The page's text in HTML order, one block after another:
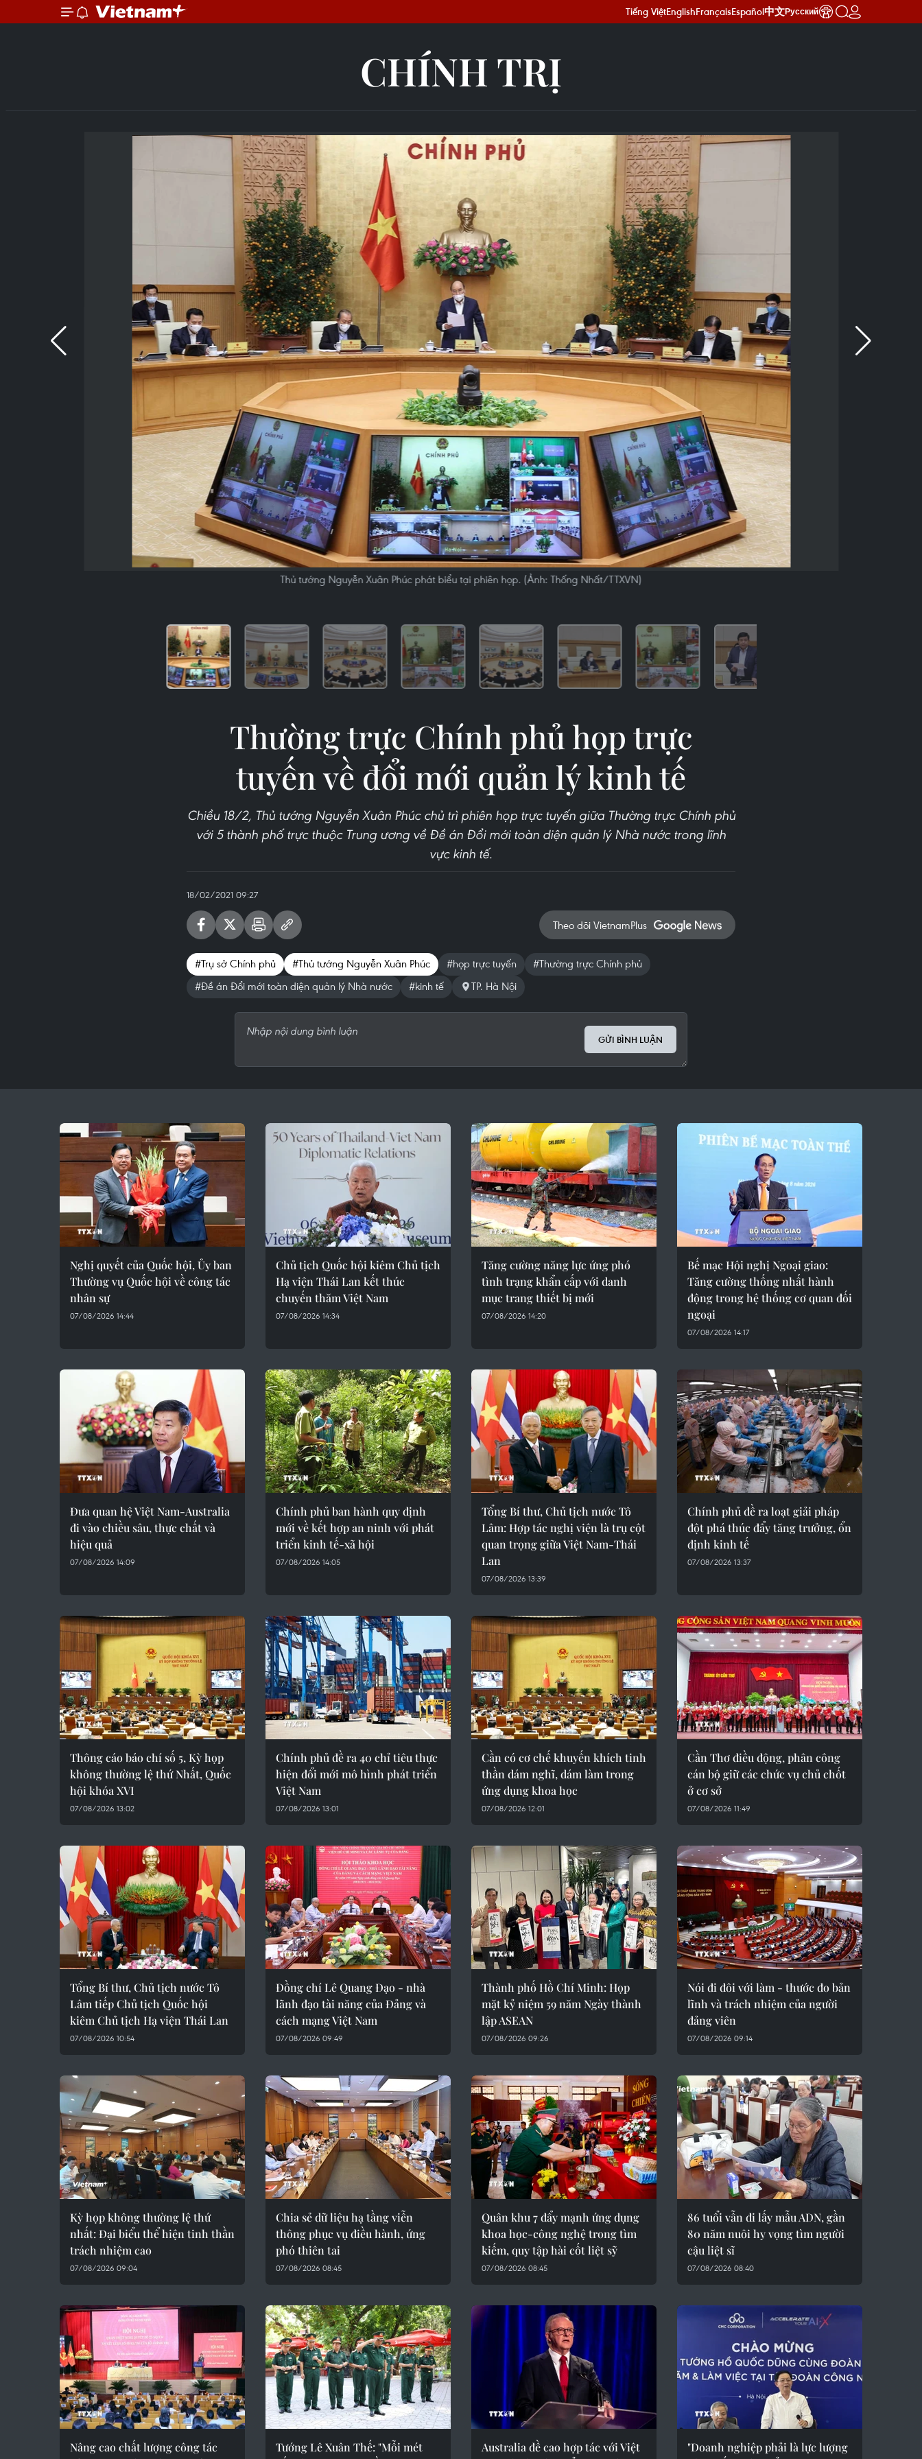
Tiếng ViệtEnglishFrançaisEspañol中文Русский
CHÍNH TRỊ
Thủ tướng Nguyễn Xuân Phúc phát biểu tại phiên họp. (Ảnh: Thống Nhất/TTXVN)
Thường trực Chính phủ họp trực
tuyến về đổi mới quản lý kinh tế
Chiều 18/2, Thủ tướng Nguyễn Xuân Phúc chủ trì phiên họp trực tuyến giữa Thường trực Chính phủ
với 5 thành phố trực thuộc Trung ương về Đề án Đổi mới toàn diện quản lý Nhà nước trong lĩnh
vực kinh tế.
18/02/2021 09:27
Theo dõi VietnamPlus
#Trụ sở Chính phủ #Thủ tướng Nguyễn Xuân Phúc #họp trực tuyến
#Thường trực Chính phủ
#Đề án Đổi mới toàn diện quản lý Nhà nước
#kinh tế TP. Hà Nội
GỬI BÌNH LUẬN
Nghị quyết của Quốc hội, Ủy ban
Thường vụ Quốc hội về công tác
nhân sự
07/08/2026 14:44
Chủ tịch Quốc hội kiêm Chủ tịch
Hạ viện Thái Lan kết thúc
chuyến thăm Việt Nam
07/08/2026 14:34
Tăng cường năng lực ứng phó
tình trạng khẩn cấp với danh
mục trang thiết bị mới
07/08/2026 14:20
Bế mạc Hội nghị Ngoại giao:
Tăng cường thống nhất hành
động trong hệ thống cơ quan đối
ngoại
07/08/2026 14:17
Đưa quan hệ Việt Nam-Australia
đi vào chiều sâu, thực chất và
hiệu quả
07/08/2026 14:09
Chính phủ ban hành quy định
mới về kết hợp an ninh với phát
triển kinh tế-xã hội
07/08/2026 14:05
Tổng Bí thư, Chủ tịch nước Tô
Lâm: Hợp tác nghị viện là trụ cột
quan trọng giữa Việt Nam-Thái
Lan
07/08/2026 13:39
Chính phủ đề ra loạt giải pháp
đột phá thúc đẩy tăng trưởng, ổn
định kinh tế
07/08/2026 13:37
Thông cáo báo chí số 5, Kỳ họp
không thường lệ thứ Nhất, Quốc
hội khóa XVI
07/08/2026 13:02
Chính phủ đề ra 40 chỉ tiêu thực
hiện đổi mới mô hình phát triển
Việt Nam
07/08/2026 13:01
Cần có cơ chế khuyến khích tinh
thần dám nghĩ, dám làm trong
ứng dụng khoa học
07/08/2026 12:01
Cần Thơ điều động, phân công
cán bộ giữ các chức vụ chủ chốt
ở cơ sở
07/08/2026 11:49
Tổng Bí thư, Chủ tịch nước Tô
Lâm tiếp Chủ tịch Quốc hội
kiêm Chủ tịch Hạ viện Thái Lan
07/08/2026 10:54
Đồng chí Lê Quang Đạo - nhà
lãnh đạo tài năng của Đảng và
cách mạng Việt Nam
07/08/2026 09:49
Thành phố Hồ Chí Minh: Họp
mặt kỷ niệm 59 năm Ngày thành
lập ASEAN
07/08/2026 09:26
Nói đi đôi với làm - thước đo bản
lĩnh và trách nhiệm của người
đảng viên
07/08/2026 09:14
Kỳ họp không thường lệ thứ
nhất: Đại biểu thể hiện tinh thần
trách nhiệm cao
07/08/2026 09:04
Chia sẻ dữ liệu hạ tầng viễn
thông phục vụ điều hành, ứng
phó thiên tai
07/08/2026 08:45
Quân khu 7 đẩy mạnh ứng dụng
khoa học-công nghệ trong tìm
kiếm, quy tập hài cốt liệt sỹ
07/08/2026 08:45
86 tuổi vẫn đi lấy mẫu ADN, gần
80 năm nuôi hy vọng tìm người
cậu liệt sĩ
07/08/2026 08:40
Nâng cao chất lượng công tác
Tướng Lê Xuân Thế: "Mỗi mét
Australia đề cao hợp tác với Việt
"Doanh nghiệp phải là lực lượng